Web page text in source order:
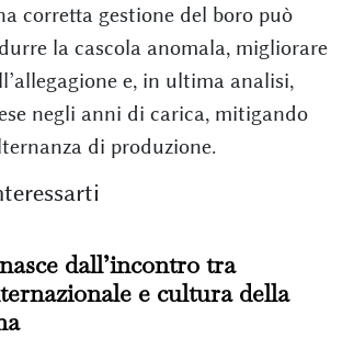
corretta gestione del boro può
la cascola anomala, migliorare
e, in ultima analisi,
negli anni di carica, mitigando
di produzione.
dall’incontro tra
e cultura della